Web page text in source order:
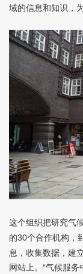
域的信息和知识，
这个组织把研究气
的30个合作机构，
息，收集数据，建
网站上。“气候服